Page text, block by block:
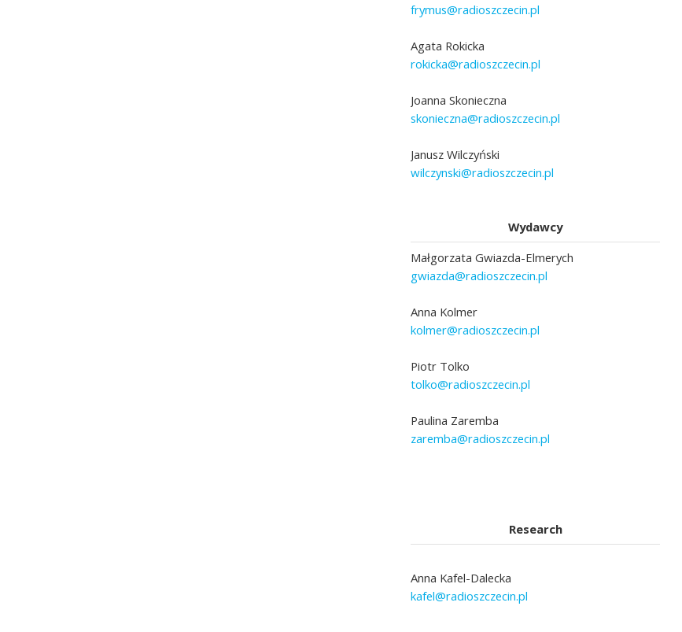
frymus@radioszczecin.pl
Agata Rokicka
rokicka@radioszczecin.pl
Joanna Skonieczna
skonieczna@radioszczecin.pl
Janusz Wilczyński
wilczynski@radioszczecin.pl
Wydawcy
Małgorzata Gwiazda-Elmerych
gwiazda@radioszczecin.pl
Anna Kolmer
kolmer@radioszczecin.pl
Piotr Tolko
tolko@radioszczecin.pl
Paulina Zaremba
zaremba@radioszczecin.pl
Research
Anna Kafel-Dalecka
kafel@radioszczecin.pl